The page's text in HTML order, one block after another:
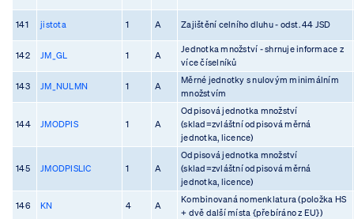
141 jistota 1 A Zajištění celního dluhu - odst. 44 JSD
142 JM_GL 1 A
Jednotka množství - shrnuje informace z
více číselníků
143 JM_NULMN 1 A
Měrné jednotky s nulovým minimálním
množstvím
144 JMODPIS 1 A
Odpisová jednotka množství
(sklad=zvláštní odpisová měrná
jednotka, licence)
145 JMODPISLIC 1 A
Odpisová jednotka množství
(sklad=zvláštní odpisová měrná
jednotka, licence)
146 KN 4 A
Kombinovaná nomenklatura (položka HS
+ dvě další místa {přebíráno z EU})